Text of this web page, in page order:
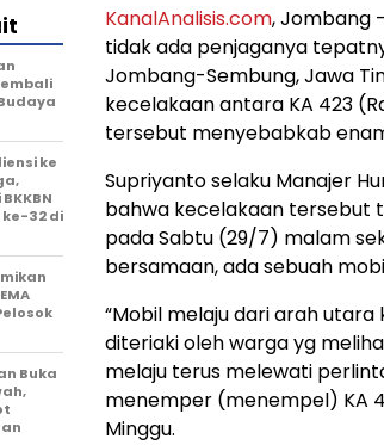
KanalAnalisis.com, Jombang
tidak ada penjaganya
Jombang-Sembung, Jawa
kecelakaan antara KA 423
tersebut menyebabkab
Supriyanto selaku Manajer
bahwa kecelakaan tersebut
pada Sabtu (29/7) malam
bersamaan, ada sebuah
“Mobil melaju dari arah
diteriaki oleh warga yg
melaju terus melewati
menemper (menempel) KA
Minggu.
ke
32 di
Buka